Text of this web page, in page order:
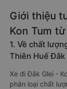
Giới thiệu
Kon Tum
1. Về chất
Thiên Huế Đắk
Xe đi Đắk Glei -
phân loại chất